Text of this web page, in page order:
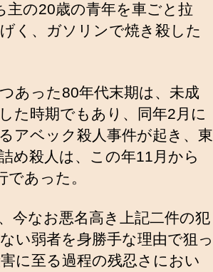
主の20歳の青年を車ごと拉
く、ガソリンで焼き殺した
あった80年代末期は、未成
た時期でもあり、同年2月に
アベック殺人事件が起き、東
め殺人は、この年11月から
あった。
今なお悪名高き上記二件の犯
い弱者を身勝手な理由で狙っ
に至る過程の残忍さにおい